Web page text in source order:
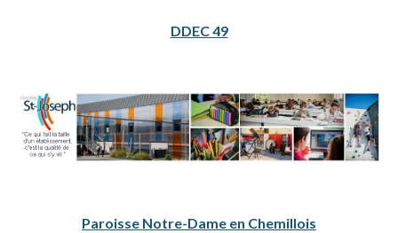
DDEC 49
Paroisse Notre-Dame en Chemillois